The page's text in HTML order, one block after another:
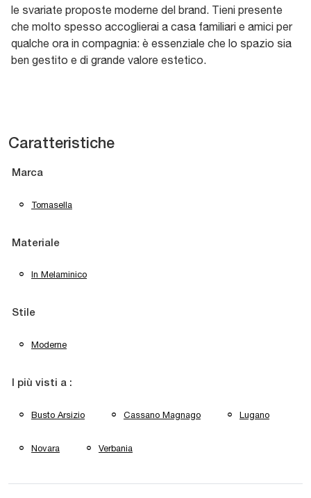
le svariate proposte moderne del brand. Tieni presente
che molto spesso accoglierai a casa familiari e amici per
qualche ora in compagnia: è essenziale che lo spazio sia
ben gestito e di grande valore estetico.
Caratteristiche
Marca
Tomasella
Materiale
In Melaminico
Stile
Moderne
I più visti a :
Busto Arsizio Cassano Magnago Lugano
Novara Verbania